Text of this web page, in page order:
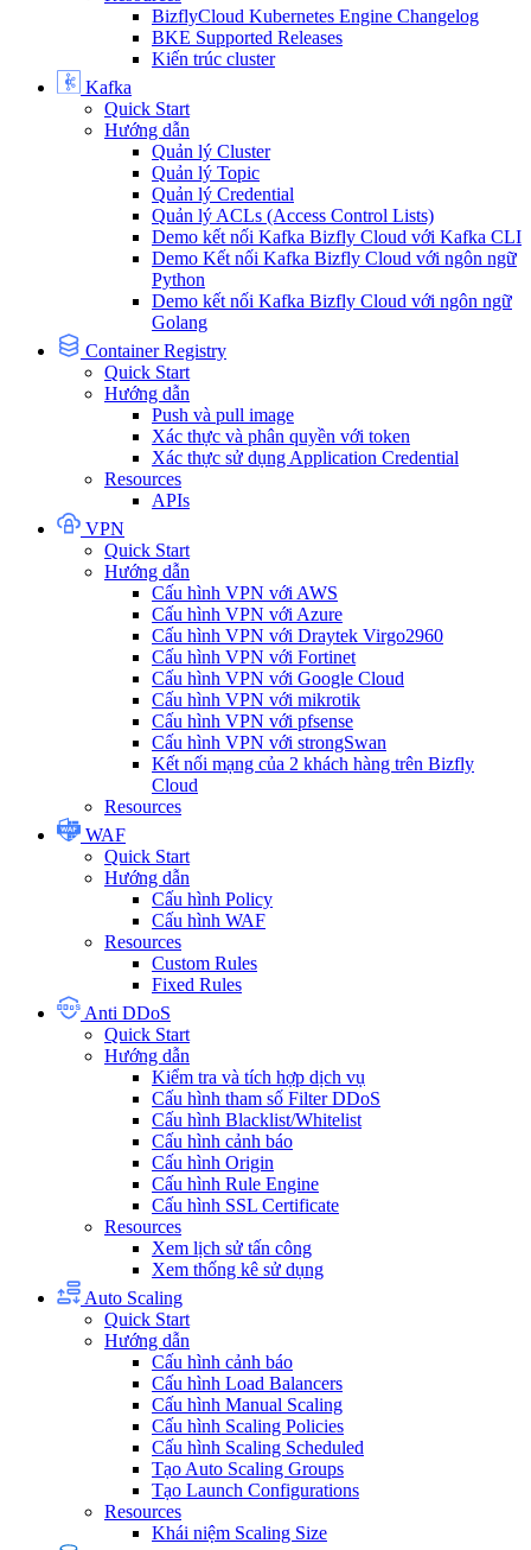
BizflyCloud Kubernetes Engine Changelog
BKE Supported Releases
Kiến trúc cluster
Kafka
Quick Start
Hướng dẫn
Quản lý Cluster
Quản lý Topic
Quản lý Credential
Quản lý ACLs (Access Control Lists)
Demo kết nối Kafka Bizfly Cloud với Kafka CLI
Demo Kết nối Kafka Bizfly Cloud với ngôn ngữ
Python
Demo kết nối Kafka Bizfly Cloud với ngôn ngữ
Golang
Container Registry
Quick Start
Hướng dẫn
Push và pull image
Xác thực và phân quyền với token
Xác thực sử dụng Application Credential
Resources
APIs
VPN
Quick Start
Hướng dẫn
Cấu hình VPN với AWS
Cấu hình VPN với Azure
Cấu hình VPN với Draytek Virgo2960
Cấu hình VPN với Fortinet
Cấu hình VPN với Google Cloud
Cấu hình VPN với mikrotik
Cấu hình VPN với pfsense
Cấu hình VPN với strongSwan
Kết nối mạng của 2 khách hàng trên Bizfly
Cloud
Resources
WAF
Quick Start
Hướng dẫn
Cấu hình Policy
Cấu hình WAF
Resources
Custom Rules
Fixed Rules
Anti DDoS
Quick Start
Hướng dẫn
Kiểm tra và tích hợp dịch vụ
Cấu hình tham số Filter DDoS
Cấu hình Blacklist/Whitelist
Cấu hình cảnh báo
Cấu hình Origin
Cấu hình Rule Engine
Cấu hình SSL Certificate
Resources
Xem lịch sử tấn công
Xem thống kê sử dụng
Auto Scaling
Quick Start
Hướng dẫn
Cấu hình cảnh báo
Cấu hình Load Balancers
Cấu hình Manual Scaling
Cấu hình Scaling Policies
Cấu hình Scaling Scheduled
Tạo Auto Scaling Groups
Tạo Launch Configurations
Resources
Khái niệm Scaling Size